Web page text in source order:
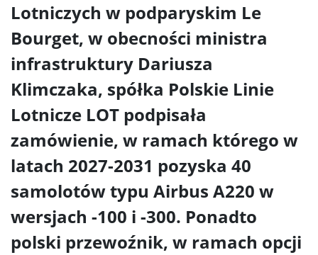
Lotniczych w podparyskim Le
Bourget, w obecności ministra
infrastruktury Dariusza
Klimczaka, spółka Polskie Linie
Lotnicze LOT podpisała
zamówienie, w ramach którego w
latach 2027-2031 pozyska 40
samolotów typu Airbus A220 w
wersjach -100 i -300. Ponadto
polski przewoźnik, w ramach opcji